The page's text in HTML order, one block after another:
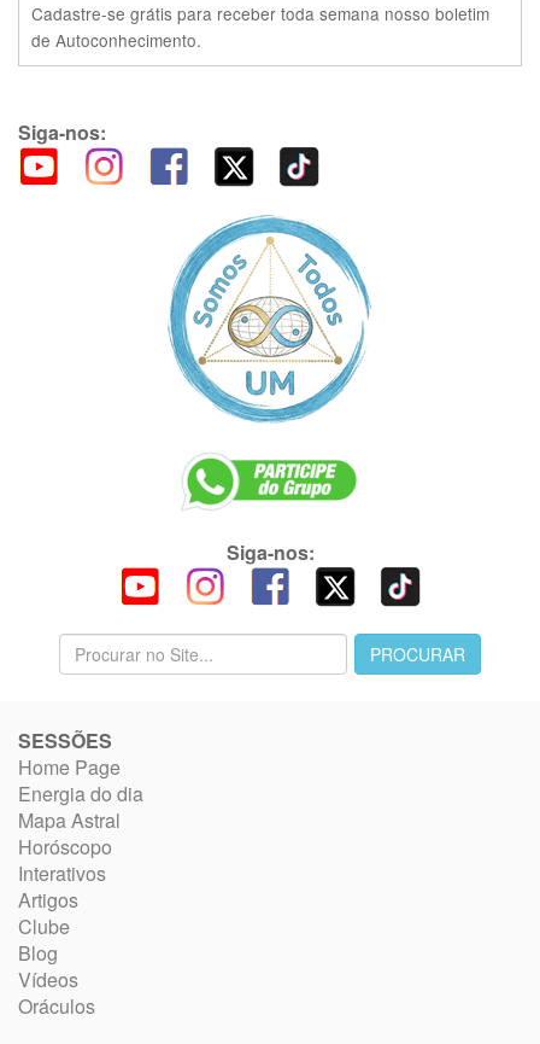
Cadastre-se grátis para receber toda semana nosso boletim
de Autoconhecimento.
Siga-nos:
Siga-nos:
SESSÕES
Home Page
Energia do dia
Mapa Astral
Horóscopo
Interativos
Artigos
Clube
Blog
Vídeos
Oráculos